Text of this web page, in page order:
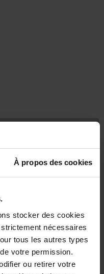
À propos des cookies
stocker des cookies
nécessaires
tous les autres types
votre permission.
ou retirer votre
min. 55€